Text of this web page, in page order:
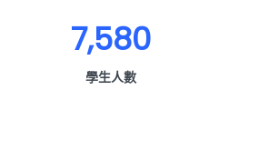
7,580
學生人數